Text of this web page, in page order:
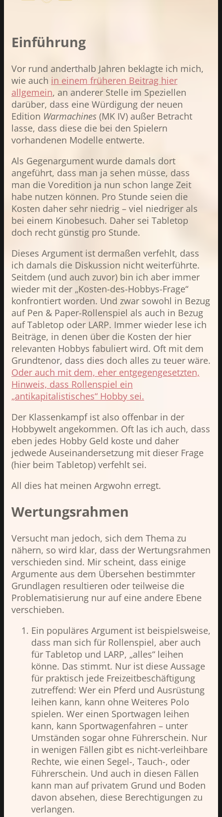
Einführung
Vor rund anderthalb Jahren beklagte ich mich,
wie auch in einem früheren Beitrag hier
allgemein, an anderer Stelle im Speziellen
darüber, dass eine Würdigung der neuen
Edition Warmachines (MK IV) außer Betracht
lasse, dass diese die bei den Spielern
vorhandenen Modelle entwerte.
Als Gegenargument wurde damals dort
angeführt, dass man ja sehen müsse, dass
man die Voredition ja nun schon lange Zeit
habe nutzen können. Pro Stunde seien die
Kosten daher sehr niedrig – viel niedriger als
bei einem Kinobesuch. Daher sei Tabletop
doch recht günstig pro Stunde.
Dieses Argument ist dermaßen verfehlt, dass
ich damals die Diskussion nicht weiterführte.
Seitdem (und auch zuvor) bin ich aber immer
wieder mit der „Kosten-des-Hobbys-Frage“
konfrontiert worden. Und zwar sowohl in Bezug
auf Pen & Paper-Rollenspiel als auch in Bezug
auf Tabletop oder LARP. Immer wieder lese ich
Beiträge, in denen über die Kosten der hier
relevanten Hobbys fabuliert wird. Oft mit dem
Grundtenor, dass dies doch alles zu teuer wäre.
Oder auch mit dem, eher entgegengesetzten,
Hinweis, dass Rollenspiel ein
„antikapitalistisches“ Hobby sei.
Der Klassenkampf ist also offenbar in der
Hobbywelt angekommen. Oft las ich auch, dass
eben jedes Hobby Geld koste und daher
jedwede Auseinandersetzung mit dieser Frage
(hier beim Tabletop) verfehlt sei.
All dies hat meinen Argwohn erregt.
Wertungsrahmen
Versucht man jedoch, sich dem Thema zu
nähern, so wird klar, dass der Wertungsrahmen
verschieden sind. Mir scheint, dass einige
Argumente aus dem Übersehen bestimmter
Grundlagen resultieren oder teilweise die
Problematisierung nur auf eine andere Ebene
verschieben.
Ein populäres Argument ist beispielsweise,
dass man sich für Rollenspiel, aber auch
für Tabletop und LARP, „alles“ leihen
könne. Das stimmt. Nur ist diese Aussage
für praktisch jede Freizeitbeschäftigung
zutreffend: Wer ein Pferd und Ausrüstung
leihen kann, kann ohne Weiteres Polo
spielen. Wer einen Sportwagen leihen
kann, kann Sportwagenfahren – unter
Umständen sogar ohne Führerschein. Nur
in wenigen Fällen gibt es nicht-verleihbare
Rechte, wie einen Segel-, Tauch-, oder
Führerschein. Und auch in diesen Fällen
kann man auf privatem Grund und Boden
davon absehen, diese Berechtigungen zu
verlangen.